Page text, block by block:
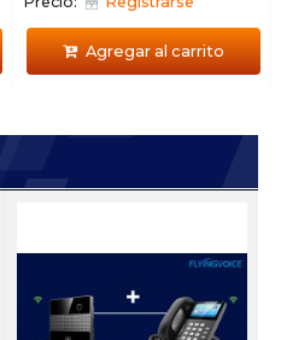
Agregar al carrito
Portero IP con sensor de